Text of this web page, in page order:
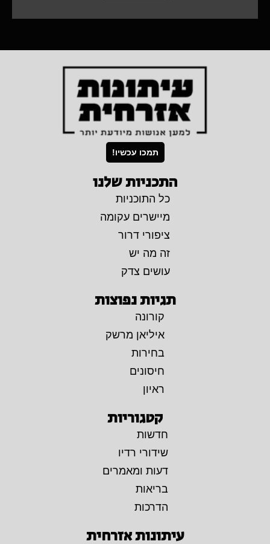
תמכו עכשיו!
התכניות שלנו
כל התוכניות
מיישרים עקומה
ציפורי דרור
זה מה יש
עושים צדק
תגיות נפוצות
קורונה
איליאן מרשק
בחירות
חיסונים
ראיון
קטגוריות
חדשות
שידורי רדיו
דעות ומאמרים
בריאות
הדרכות
עיתונות אזרחית